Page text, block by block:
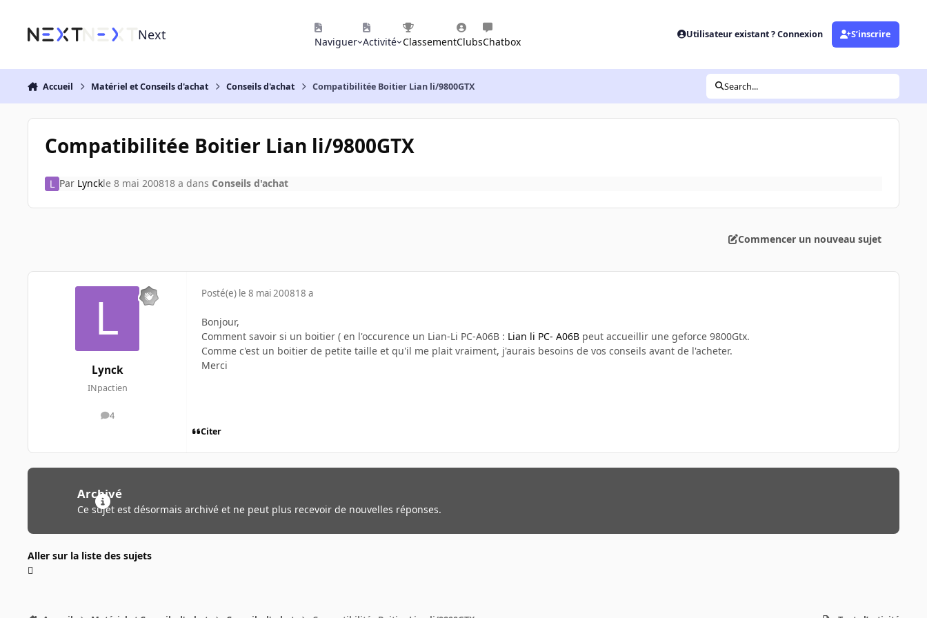
Next Naviguer Activité ClassementClubsChatbox
Utilisateur existant ? Connexion S’inscrire
Accueil Matériel et Conseils d'achat Conseils d'achat Compatibilitée Boitier Lian li/9800GTX Search...
Compatibilitée Boitier Lian li/9800GTX
Par Lynckle 8 mai 200818 a dans Conseils d'achat
Commencer un nouveau sujet
Lynck
INpactien
4
messages
Posté(e) le 8 mai 200818 a
Bonjour,
Comment savoir si un boitier ( en l'occurence un Lian-Li PC-A06B : Lian li PC- A06B peut accueillir une geforce 9800Gtx.
Comme c'est un boitier de petite taille et qu'il me plait vraiment, j'aurais besoins de vos conseils avant de l'acheter.
Merci
Citer
Archivé
Ce sujet est désormais archivé et ne peut plus recevoir de nouvelles réponses.
Aller sur la liste des sujets